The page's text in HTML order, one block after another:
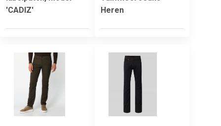
'CADIZ'
Heren